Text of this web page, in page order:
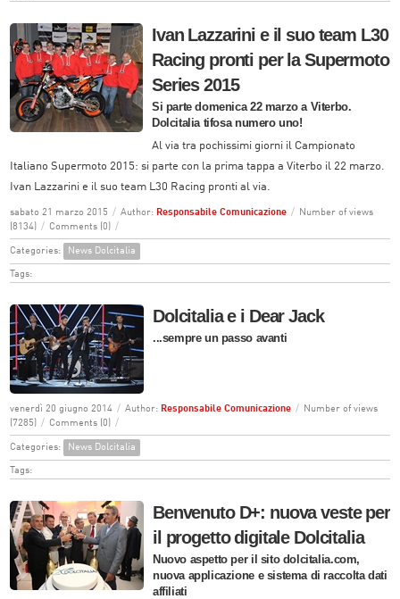
Ivan Lazzarini e il suo team L30
Racing pronti per la Supermoto
Series 2015
Si parte domenica 22 marzo a Viterbo.
Dolcitalia tifosa numero uno!
Al via tra pochissimi giorni il Campionato
Italiano Supermoto 2015: si parte con la prima tappa a Viterbo il 22 marzo.
Ivan Lazzarini e il suo team L30 Racing pronti al via.
sabato 21 marzo 2015 / Author: Responsabile Comunicazione /
Number of views
(8134)
/ Comments (0) /
Categories: News Dolcitalia
Tags:
Dolcitalia e i Dear Jack
...sempre un passo avanti
venerdì 20 giugno 2014 / Author: Responsabile Comunicazione /
Number of views
(7285)
/ Comments (0) /
Categories: News Dolcitalia
Tags:
Benvenuto D+: nuova veste per
il progetto digitale Dolcitalia
Nuovo aspetto per il sito dolcitalia.com,
nuova applicazione e sistema di raccolta dati
affiliati